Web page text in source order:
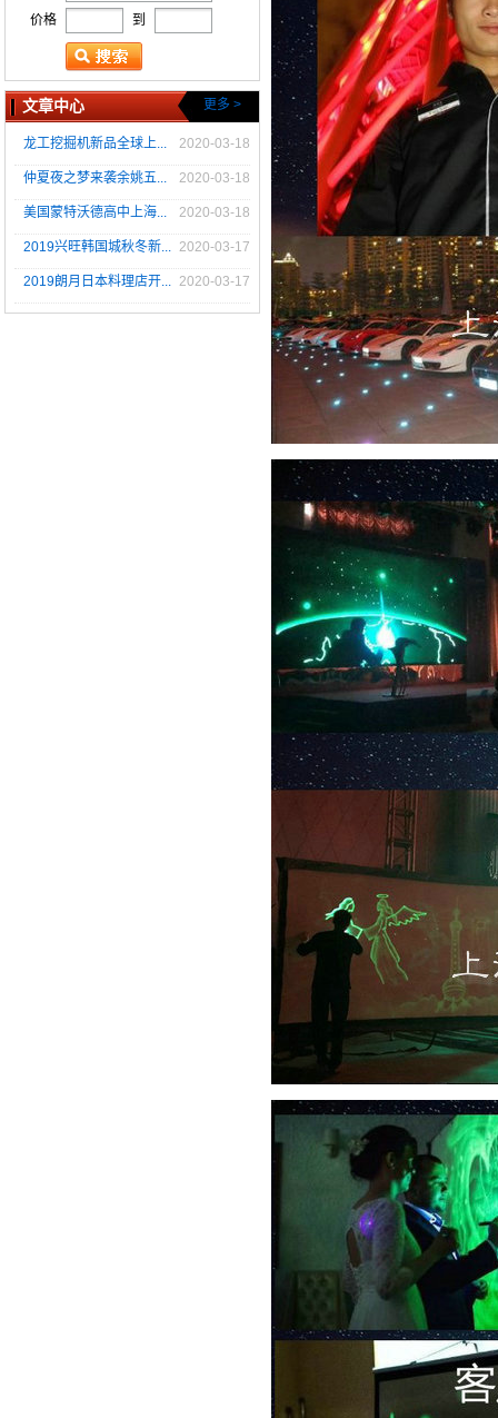
价格
到
文章中心 更多 >
龙工挖掘机新品全球上... 2020-03-18
仲夏夜之梦来袭余姚五... 2020-03-18
美国蒙特沃德高中上海... 2020-03-18
2019兴旺韩国城秋冬新... 2020-03-17
2019朗月日本料理店开... 2020-03-17